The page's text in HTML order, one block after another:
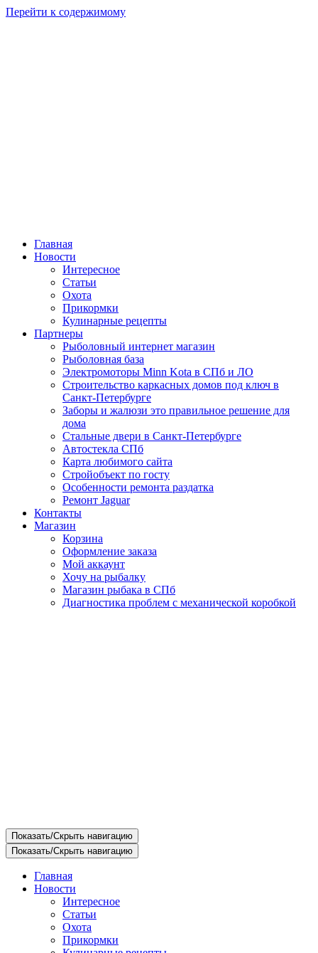
Перейти к содержимому
Главная
Новости
Интересное
Статьи
Охота
Прикормки
Кулинарные рецепты
Партнеры
Рыболовный интернет магазин
Рыболовная база
Электромоторы Minn Kota в СПб и ЛО
Строительство каркасных домов под ключ в
Санкт-Петербурге
Заборы и жалюзи это правильное решение для
дома
Стальные двери в Санкт-Петербурге
Автостекла СПб
Карта любимого сайта
Стройобъект по госту
Особенности ремонта раздатка
Ремонт Jaguar
Контакты
Магазин
Корзина
Оформление заказа
Мой аккаунт
Хочу на рыбалку
Магазин рыбака в СПб
Диагностика проблем с механической коробкой
Показать/Скрыть навигацию
Показать/Скрыть навигацию
Главная
Новости
Интересное
Статьи
Охота
Прикормки